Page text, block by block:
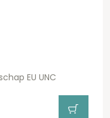
EU UNC